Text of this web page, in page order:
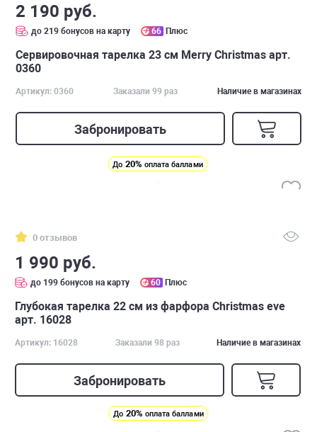
2 190 руб.
до 219 бонусов на карту 66 Плюс
Сервировочная тарелка 23 см Merry Christmas арт.
0360
Артикул: 0360 Заказали 99 раз Наличие в магазинах
Забронировать
До 20% оплата баллами
0 отзывов
1 990 руб.
до 199 бонусов на карту 60 Плюс
Глубокая тарелка 22 см из фарфора Christmas eve
арт. 16028
Артикул: 16028 Заказали 98 раз Наличие в магазинах
Забронировать
До 20% оплата баллами